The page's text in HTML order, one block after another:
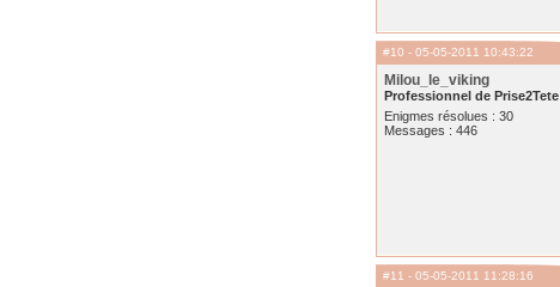
#10 - 05-05-2011 10:43:22
Milou_le_viking
Professionnel de Prise2Tete
Enigmes résolues : 30
Messages : 446
#11 - 05-05-2011 11:28:16